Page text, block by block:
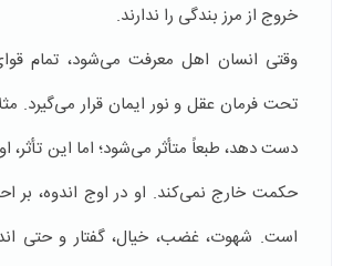
خروج از مرز بندگی را ندارند.
وقتی انسان اهل معرفت می‌شود، تمام
تحت فرمان عقل و نور ایمان قرار می‌گیرد.
دست دهد، طبعاً متأثر می‌شود؛ اما این تأثر، او
حکمت خارج نمی‌کند. او در اوج اندوه،
است. شهوت، غضب، خیال، گفتار و حتی